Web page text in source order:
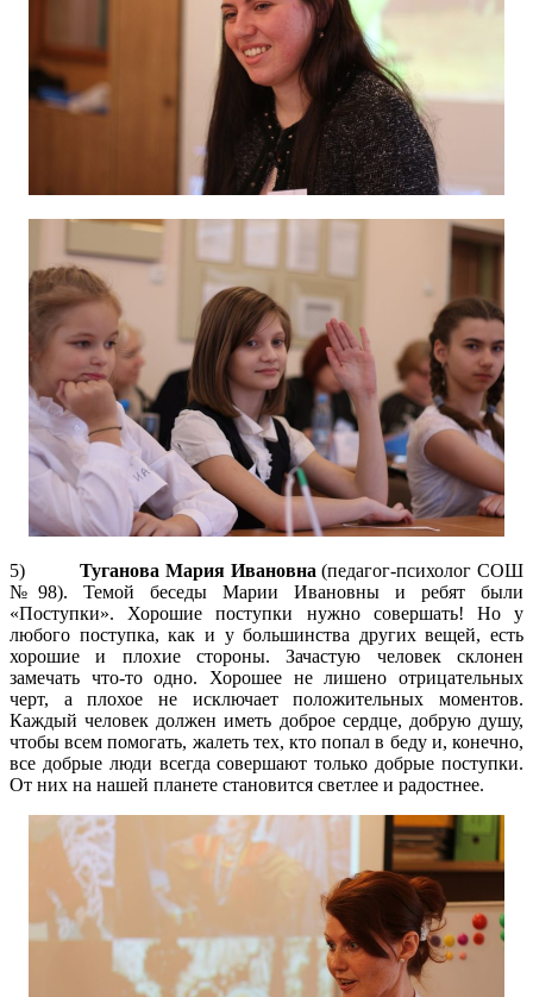
5)Туганова Мария Ивановна (педагог-психолог СОШ
№98). Темой беседы Марии Ивановны и ребят были
«Поступки». Хорошие поступки нужно совершать! Но у
любого поступка, как и у большинства других вещей, есть
хорошие и плохие стороны. Зачастую человек склонен
замечать что-то одно. Хорошее не лишено отрицательных
черт, а плохое не исключает положительных моментов.
Каждый человек должен иметь доброе сердце, добрую душу,
чтобы всем помогать, жалеть тех, кто попал в беду и, конечно,
все добрые люди всегда совершают только добрые поступки.
От них на нашей планете становится светлее и радостнее.